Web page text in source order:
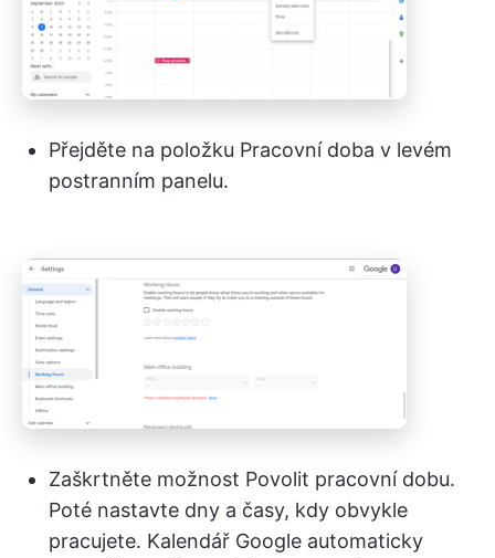
Přejděte na položku Pracovní doba v levém
postranním panelu.
Zaškrtněte možnost Povolit pracovní dobu.
Poté nastavte dny a časy, kdy obvykle
pracujete. Kalendář Google automaticky